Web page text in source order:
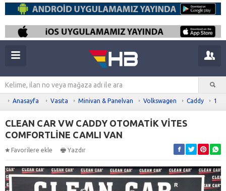
Anasayfa Vasıta Minivan & Panelvan Volkswagen Caddy 1.6
CLEAN CAR VW CADDY OTOMATİK VİTES
COMFORTLİNE CAMLI VAN
Favorilere ekle Yazdır